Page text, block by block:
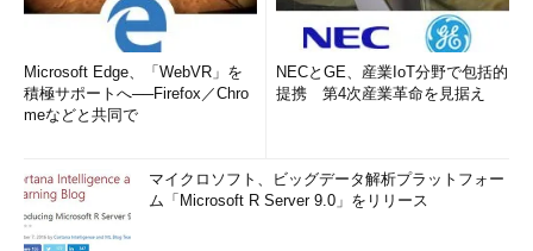
Microsoft Edge、「WebVR」を
積極サポートへ──Firefox／Chro
meなどと共同で
NECとGE、産業IoT分野で包括的
提携 第4次産業革命を見据え
マイクロソフト、ビッグデータ解析プラットフォー
ム「Microsoft R Server 9.0」をリリース